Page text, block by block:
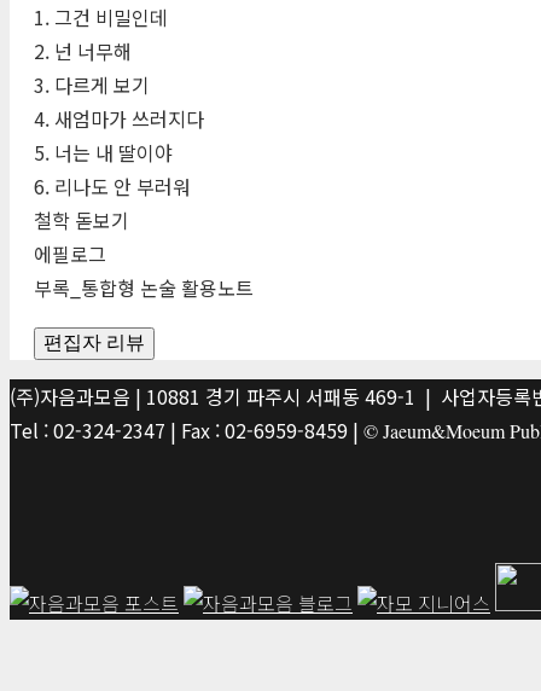
1. 그건 비밀인데
2. 넌 너무해
3. 다르게 보기
4. 새엄마가 쓰러지다
5. 너는 내 딸이야
6. 리나도 안 부러워
철학 돋보기
에필로그
부록_통합형 논술 활용노트
편집자 리뷰
(주)자음과모음 | 10881 경기 파주시 서패동 469-1 | 사업자등
Tel : 02-324-2347 | Fax : 02-6959-8459 | © Jaeum&Moeum